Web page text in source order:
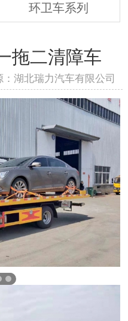
环卫车系列
拖二清障车
湖北瑞力汽车有限公司